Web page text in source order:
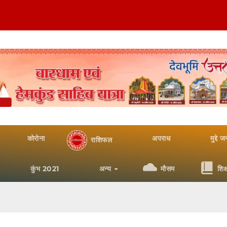
कोरोना राशिफल अपराध मुद्दे
कुंभ 2021 अन्य मौसम